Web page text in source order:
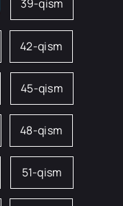
39-qism
42-qism
45-qism
48-qism
51-qism